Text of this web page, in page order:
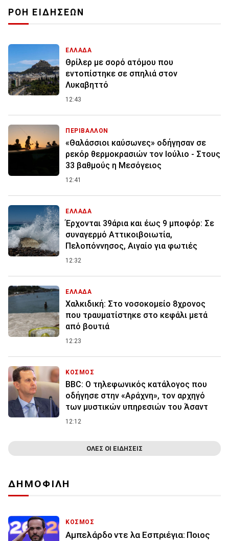
ΡΟΗ ΕΙΔΗΣΕΩΝ
ΕΛΛΑΔΑ
Θρίλερ με σορό ατόμου που
εντοπίστηκε σε σπηλιά στον
Λυκαβηττό
12:43
ΠΕΡΙΒΑΛΛΟΝ
«Θαλάσσιοι καύσωνες» οδήγησαν σε
ρεκόρ θερμοκρασιών τον Ιούλιο - Στους
33 βαθμούς η Μεσόγειος
12:41
ΕΛΛΑΔΑ
Έρχονται 39άρια και έως 9 μποφόρ: Σε
συναγερμό Αττικοιβοιωτία,
Πελοπόννησος, Αιγαίο για φωτιές
12:32
ΕΛΛΑΔΑ
Χαλκιδική: Στο νοσοκομείο 8χρονος
που τραυματίστηκε στο κεφάλι μετά
από βουτιά
12:23
ΚΟΣΜΟΣ
BBC: Ο τηλεφωνικός κατάλογος που
οδήγησε στην «Αράχνη», τον αρχηγό
των μυστικών υπηρεσιών του Άσαντ
12:12
ΟΛΕΣ ΟΙ ΕΙΔΗΣΕΙΣ
ΔΗΜΟΦΙΛΗ
ΚΟΣΜΟΣ
Αμπελάρδο ντε λα Εσπριέγια: Ποιος